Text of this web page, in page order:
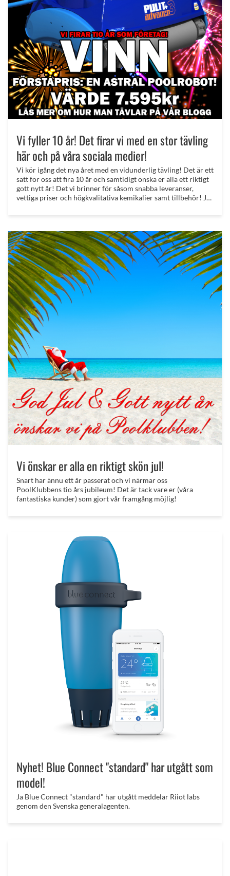
Vi fyller 10 år! Det firar vi med en stor tävling
här och på våra sociala medier!
Vi kör igång det nya året med en vidunderlig tävling! Det är ett
sätt för oss att fira 10 år och samtidigt önska er alla ett riktigt
gott nytt år! Det vi brinner för såsom snabba leveranser,
vettiga priser och högkvalitativa kemikalier samt tillbehör! Ja,
Vi önskar er alla en riktigt skön jul!
Snart har ännu ett år passerat och vi närmar oss
PoolKlubbens tio års jubileum! Det är tack vare er (våra
fantastiska kunder) som gjort vår framgång möjlig!
Nyhet! Blue Connect "standard" har utgått som
model!
Ja Blue Connect "standard" har utgått meddelar Riiot labs
genom den Svenska generalagenten.